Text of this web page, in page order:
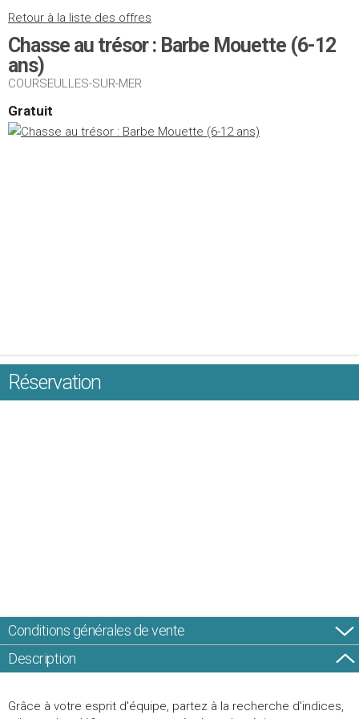
Retour à la liste des offres
Chasse au trésor : Barbe Mouette (6-12
ans)
COURSEULLES-SUR-MER
Gratuit
Réservation
Conditions générales de vente
Description
Grâce à votre esprit d'équipe, partez à la recherche d'indices,